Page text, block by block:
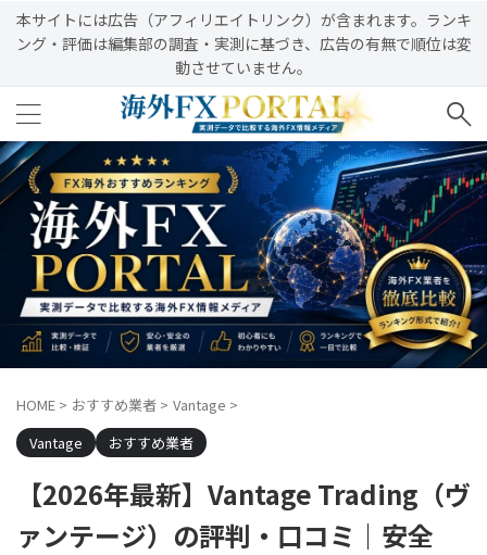
本サイトには広告（アフィリエイトリンク）が含まれます。ランキ
ング・評価は編集部の調査・実測に基づき、広告の有無で順位は変
動させていません。
HOME > おすすめ業者 > Vantage >
Vantage
おすすめ業者
【2026年最新】Vantage Trading（ヴ
ァンテージ）の評判・口コミ｜安全